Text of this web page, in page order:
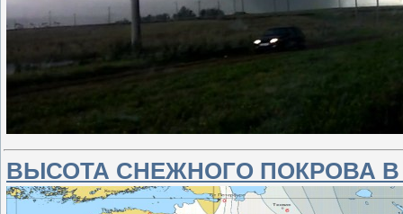
ВЫСОТА СНЕЖНОГО ПОКРОВА